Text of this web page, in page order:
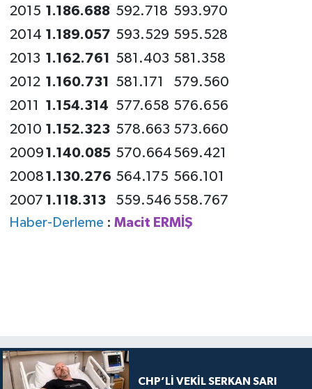
2015 1.186.688 592.718 593.970
2014 1.189.057 593.529 595.528
2013 1.162.761 581.403 581.358
2012 1.160.731 581.171
579.560
2011
1.154.314 577.658 576.656
2010 1.152.323 578.663 573.660
2009 1.140.085 570.664 569.421
2008 1.130.276 564.175 566.101
2007 1.118.313 559.546 558.767
Haber-Derleme : Macit ERMİŞ
CHP’Lİ VEKİL SERKAN SARI